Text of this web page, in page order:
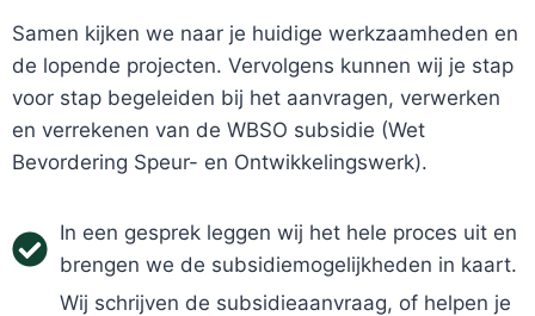
Samen kijken we naar je huidige werkzaamheden en
de lopende projecten. Vervolgens kunnen wij je stap
voor stap begeleiden bij het aanvragen, verwerken
en verrekenen van de WBSO subsidie (Wet
Bevordering Speur- en Ontwikkelingswerk).
In een gesprek leggen wij het hele proces uit en
brengen we de subsidiemogelijkheden in kaart.
Wij schrijven de subsidieaanvraag, of helpen je